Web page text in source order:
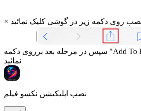
× روی دکمه زیر در گوشی کلیک نمائید
سپس در مرحله بعد برروی دکمه "Add To Home Screen" کلیک
نمائید
نصب اپلیکیشن نکسو فیلم